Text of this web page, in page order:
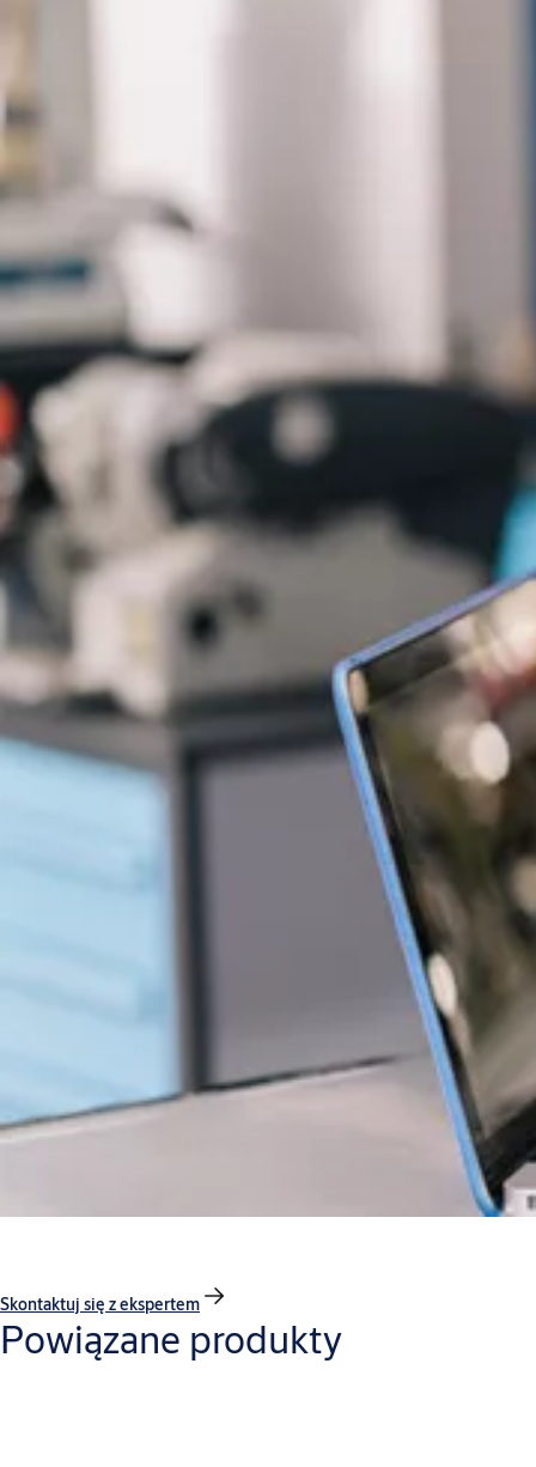
Skontaktuj się z ekspertem
Powiązane produkty